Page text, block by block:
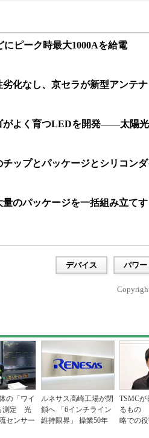
ピーク時最大1000Aを給電
化なし、京セラが新型アンテナ
がよく育つLEDを開発――太陽
ップとパッケージとシリコンダ
量のパッケージを一括組み立て
デバイス パワー
の「ワイ
測定 光
センサー
ルネサス高崎工場が閉
鎖へ 「6インチライン
維持限界」 操業50年
TSMCが
るもの
略での